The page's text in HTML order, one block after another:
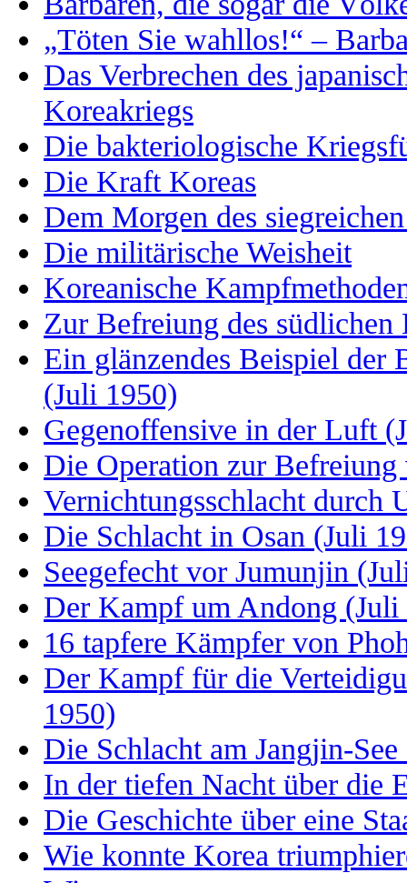
„Töten Sie wahllos!“ –
Das Verbrechen des
Koreakriegs
Die bakteriologische
Die Kraft Koreas
Dem Morgen des
Die militärische Weisheit
Koreanische
Zur Befreiung des südlichen
Ein glänzendes Beispiel der
(Juli 1950)
Gegenoffensive in der Luft
Die Operation zur
Vernichtungsschlacht durch
Die Schlacht in Osan (Juli
Seegefecht vor Jumunjin
Der Kampf um Andong
16 tapfere Kämpfer von
Der Kampf für die
1950)
Die Schlacht am Jangjin-
In der tiefen Nacht über die
Die Geschichte über eine
Wie konnte Korea